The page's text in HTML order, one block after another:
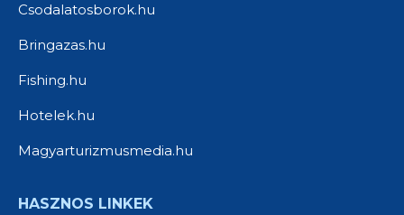
Csodalatosborok.hu
Bringazas.hu
Fishing.hu
Hotelek.hu
Magyarturizmusmedia.hu
HASZNOS LINKEK